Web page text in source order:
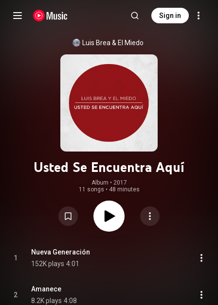
Sign in
Luis Brea & El Miedo
Usted Se Encuentra Aquí
Album • 2017
11 songs • 48 minutes
1
Nueva Generación
152K plays 4:01
2
Amanece
8.2K plays 4:08